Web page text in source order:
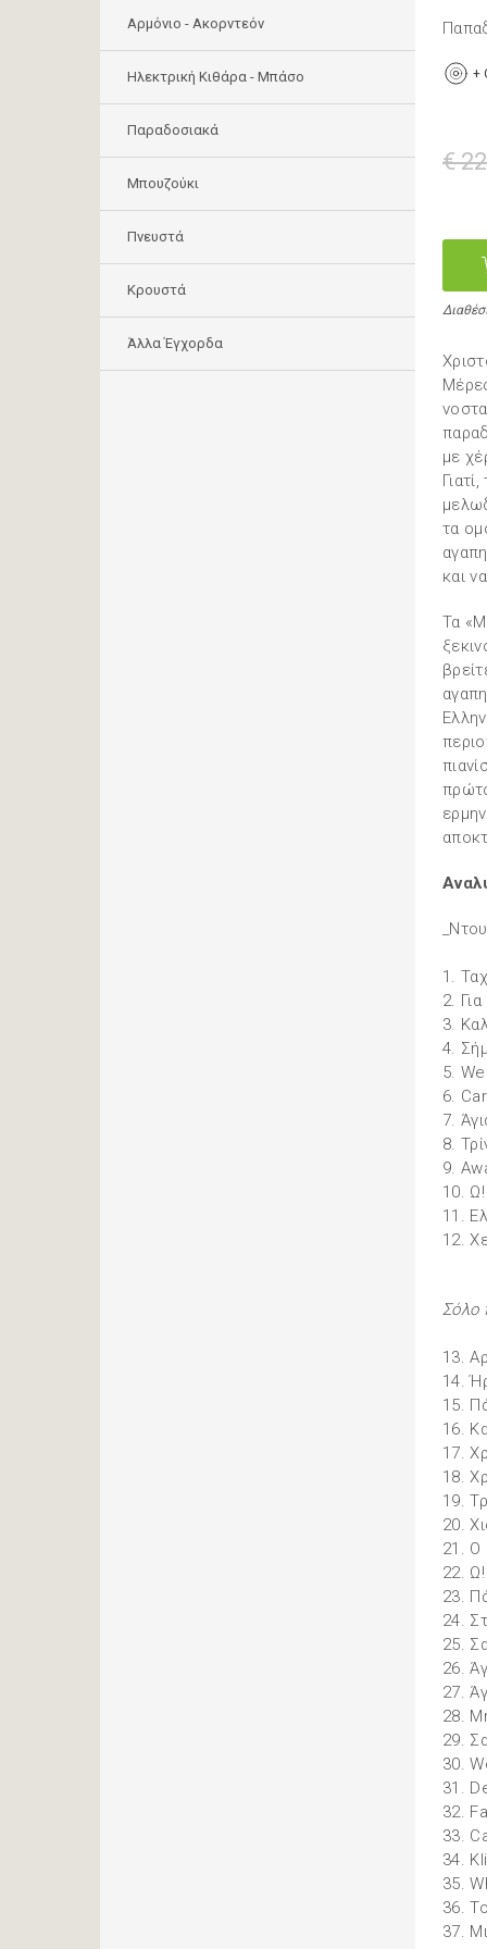
Αρμόνιο - Ακορντεόν
Ηλεκτρική Κιθάρα - Μπάσο
Παραδοσιακά
Μπουζούκι
Πνευστά
Κρουστά
Άλλα Έγχορδα
+
€
με
τα
και
Τα
1.
2.
3.
4.
5.
6.
7.
8.
9.
10.
11.
12.
Σόλο
13.
14.
15.
16.
17.
18.
19.
20.
21. Ο
22.
23.
24.
25.
26.
27.
28.
29.
30.
31.
32.
33.
34.
35.
36.
37.